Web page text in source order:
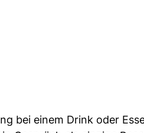
bei einem Drink oder